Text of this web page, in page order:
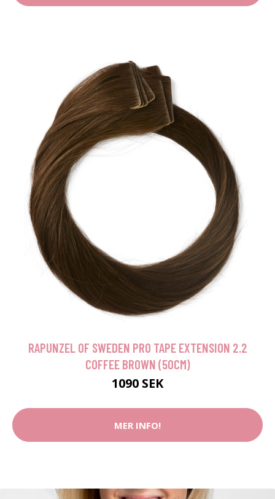
RAPUNZEL OF SWEDEN PRO TAPE EXTENSION 2.2
COFFEE BROWN (50CM)
1090 SEK
MER INFO!